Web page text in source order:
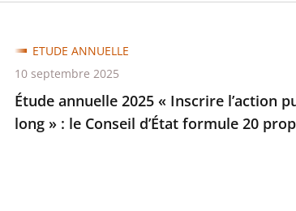
Étude annuelle 2025 « Inscrire l’action
long » : le Conseil d’État formule 20
ETUDE ANNUELLE
10 septembre 2025